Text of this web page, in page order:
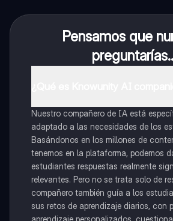
Pensamos que
Nuestro compañero de IA está
adaptado a las necesidades de los
Basándonos en los millones de
tenemos en la plataforma, podemos
estudiantes respuestas realmente
relevantes. Pero no se trata solo de
compañero también guía a los
sus retos de aprendizaje diarios, con